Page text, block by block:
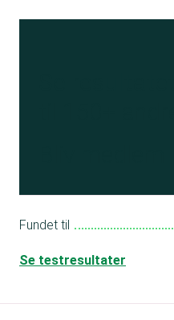
Fundet til
Se testresultater